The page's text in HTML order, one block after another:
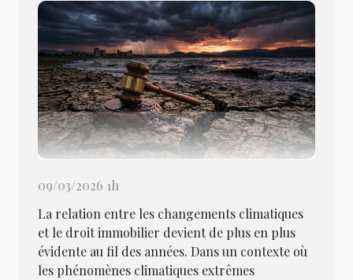
09/03/2026 1h
La relation entre les changements climatiques
et le droit immobilier devient de plus en plus
évidente au fil des années. Dans un contexte où
les phénomènes climatiques extrêmes